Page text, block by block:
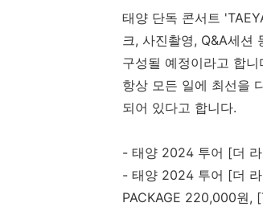
태양 단독 콘서트
크, 사진촬영, Q&A세션
구성될 예정이라고 합니
항상 모든 일에 최선을
되어 있다고 합니다.
- 태양 2024 투어 [더
- 태양 2024 투어 [더
PACKAGE 220,000원,